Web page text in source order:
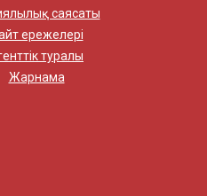
саясаты
ережелері
туралы
Жарнама